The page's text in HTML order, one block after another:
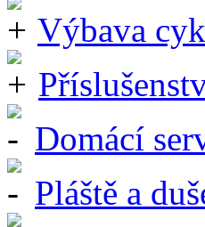
Výbava
Domácí
Pláště a